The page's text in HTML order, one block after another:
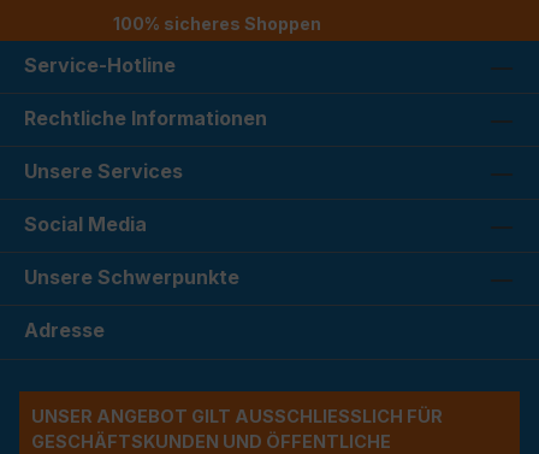
100% sicheres Shoppen
Service-Hotline
Rechtliche Informationen
Unsere Services
Social Media
Unsere Schwerpunkte
Adresse
UNSER ANGEBOT GILT AUSSCHLIESSLICH FÜR G
ESCHÄFTSKUNDEN UND ÖFFENTLICHE A